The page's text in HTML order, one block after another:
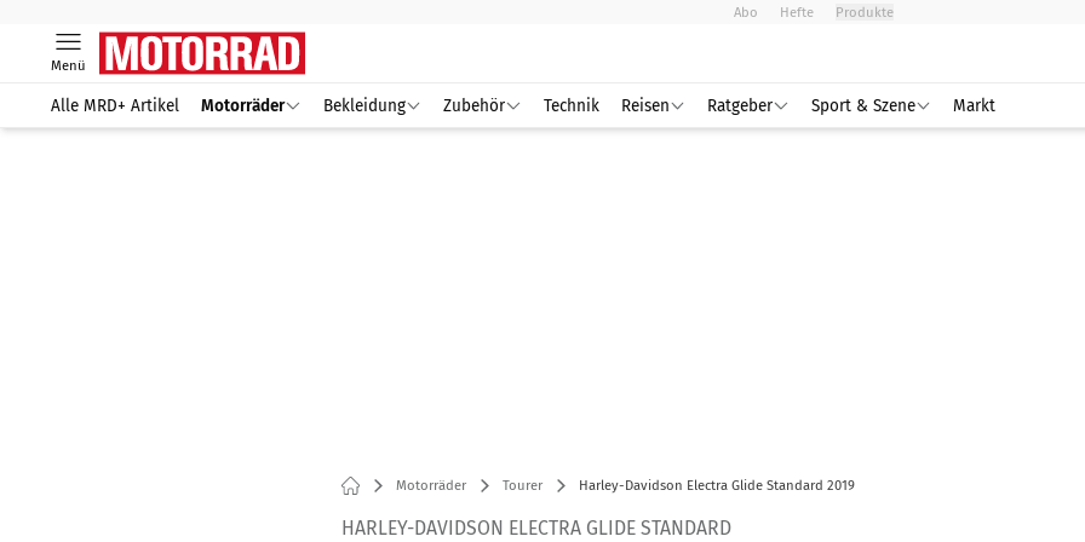
Abo Hefte Produkte
Menü
Alle MRD+ Artikel Motorräder Bekleidung Zubehör Technik Reisen Ratgeber Sport & Szene Markt
Motorräder Tourer Harley-Davidson Electra Glide Standard 2019
HARLEY-DAVIDSON ELECTRA GLIDE STANDARD